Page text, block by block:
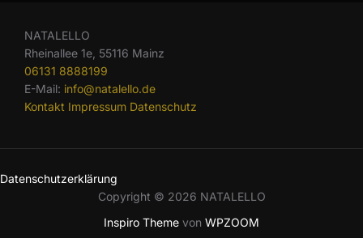
NATALELLO
Rheinallee 1e, 55116 Mainz
06131 8888199
E-Mail: info@natalello.de
Kontakt Impressum Datenschutz
Datenschutzerklärung
Copyright © 2026 NATALELLO
Inspiro Theme von WPZOOM